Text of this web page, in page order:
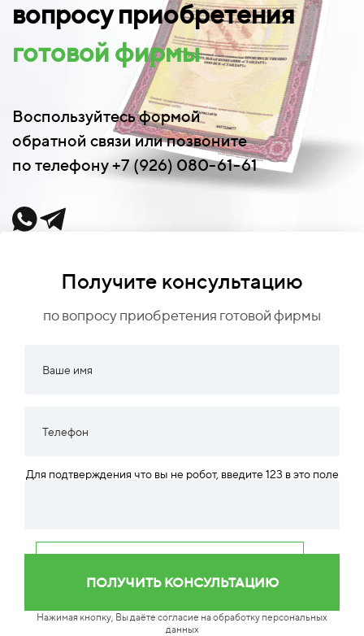
вопросу приобретения
готовой фирмы
Воспользуйтесь формой
обратной связи или позвоните
по телефону +7 (926) 080-61-61
Получите консультацию
по вопросу приобретения готовой фирмы
Для подтверждения что вы не робот, введите 123 в это поле
Нажимая кнопку, Вы даёте согласие на обработку персональных
данных